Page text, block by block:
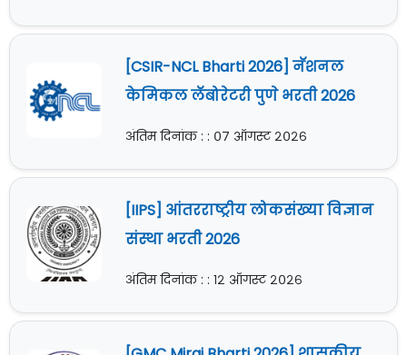
[CSIR-NCL Bharti 2026] नॅशनल
केमिकल लॅबोरेटरी पुणे भरती 2026
अंतिम दिनांक : : ०७ ऑगस्ट २०२६
[IIPS] आंतरराष्ट्रीय लोकसंख्या विज्ञान
संस्था भरती 2026
अंतिम दिनांक : : १२ ऑगस्ट २०२६